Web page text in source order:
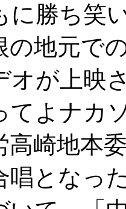
に勝ち笑
の地元で
オが上映
てよナカ
高崎地本
唱となった